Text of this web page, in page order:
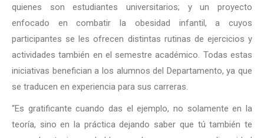
quienes son estudiantes universitarios; y un proyecto
enfocado en combatir la obesidad infantil, a cuyos
participantes se les ofrecen distintas rutinas de ejercicios y
actividades también en el semestre académico. Todas estas
iniciativas benefician a los alumnos del Departamento, ya que
se traducen en experiencia para sus carreras.
“Es gratificante cuando das el ejemplo, no solamente en la
teoría, sino en la práctica dejando saber que tú también te